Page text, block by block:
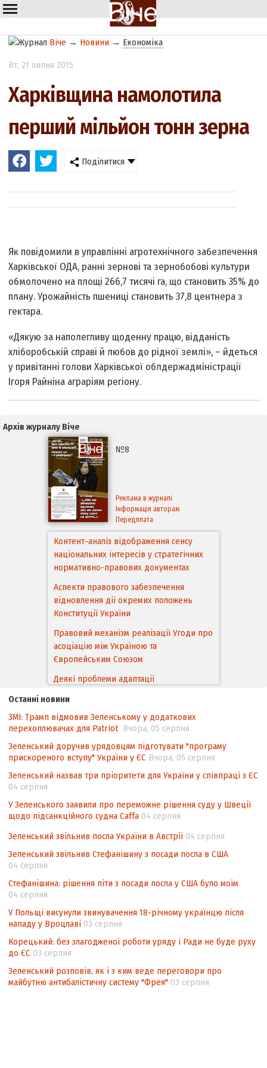
Віче → Новини → Економіка
Вт, 21 липня 2015
Харківщина намолотила
перший мільйон тонн зерна
Поділитися
Як повідомили в управлінні агротехнічного забезпечення
Харківської ОДА, ранні зернові та зернобобові культури
обмолочено на площі 266,7 тисячі га, що становить 35% до
плану. Урожайність пшениці становить 37,8 центнера з
гектара.
«Дякую за наполегливу щоденну працю, відданість
хліборобській справі й любов до рідної землі», – йдеться
у привітанні голови Харківської облдержадміністрації
Ігоря Райніна аграріям регіону.
Архів журналу Віче
№8
Реклама в журналі
Інформація авторам
Передплата
Контент-аналіз відображення сенсу
національних інтересів у стратегічних
нормативно-правових документах
Аспекти правового забезпечення
відновлення дії окремих положень
Конституції України
Правовий механізм реалізації Угоди про
асоціацію між Україною та
Європейським Cоюзом
Деякі проблеми адаптації
походження товарів відповідно до
Угоди про торговельні аспекти прав
інтелектуальної власності (TRIPS) у
контексті євроінтеграції
Аналіз виборчого законодавства щодо
невизначеності механізму повторного
Інформаційна безпека суспільства
Останні новини
ЗМІ: Трамп відмовив Зеленському у додаткових
перехоплювачах для Patriot Вчора, 05 серпня
Зеленський доручив урядовцям підготувати "програму
прискореного вступу" України у ЄС Вчора, 05 серпня
Зеленський назвав три пріоритети для України у співпраці з ЄС
04 серпня
У Зеленського заявили про переможне рішення суду у Швеції
щодо підсанкційного судна Caffa 04 серпня
Зеленський звільнив посла України в Австрії 04 серпня
Зеленський звільнив Стефанішину з посади посла в США
04 серпня
Стефанішина: рішення піти з посади посла у США було моїм
04 серпня
У Польщі висунули звинувачення 18-річному українцю після
нападу у Вроцлаві 03 серпня
Корецький: без злагодженої роботи уряду і Ради не буде руху
до ЄС 03 серпня
Зеленський розповів, як і з ким веде переговори про
майбутню антибалістичну систему "Фрея" 03 серпня